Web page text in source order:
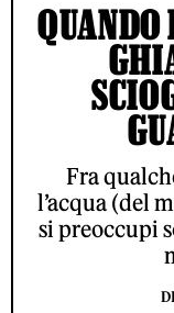
Fra
l’acqua (del
si preoccupi